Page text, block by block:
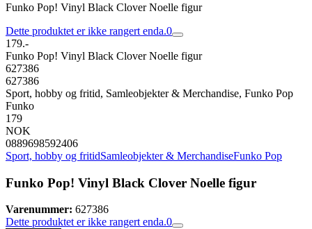
Funko Pop! Vinyl Black Clover Noelle figur
Dette produktet er ikke rangert enda.0
179.-
Funko Pop! Vinyl Black Clover Noelle figur
627386
627386
Sport, hobby og fritid, Samleobjekter & Merchandise, Funko Pop
Funko
179
NOK
0889698592406
Sport, hobby og fritidSamleobjekter & MerchandiseFunko Pop
Funko Pop! Vinyl Black Clover Noelle figur
Varenummer: 627386
Dette produktet er ikke rangert enda.0